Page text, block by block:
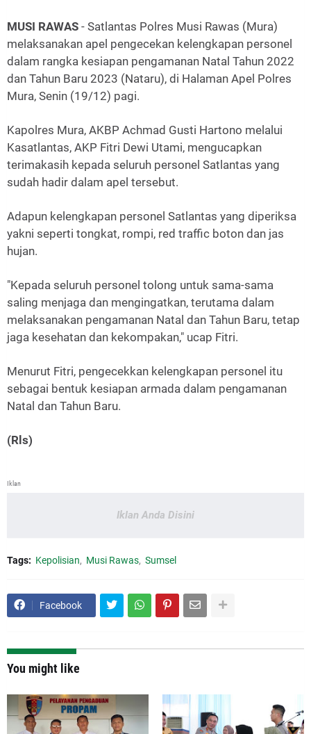
MUSI RAWAS - Satlantas Polres Musi Rawas (Mura)
melaksanakan apel pengecekan kelengkapan personel
dalam rangka kesiapan pengamanan Natal Tahun 2022
dan Tahun Baru 2023 (Nataru), di Halaman Apel Polres
Mura, Senin (19/12) pagi.
Kapolres Mura, AKBP Achmad Gusti Hartono melalui
Kasatlantas, AKP Fitri Dewi Utami, mengucapkan
terimakasih kepada seluruh personel Satlantas yang
sudah hadir dalam apel tersebut.
Adapun kelengkapan personel Satlantas yang diperiksa
yakni seperti tongkat, rompi, red traffic boton dan jas
hujan.
"Kepada seluruh personel tolong untuk sama-sama
saling menjaga dan mengingatkan, terutama dalam
melaksanakan pengamanan Natal dan Tahun Baru, tetap
jaga kesehatan dan kekompakan," ucap Fitri.
Menurut Fitri, pengecekkan kelengkapan personel itu
sebagai bentuk kesiapan armada dalam pengamanan
Natal dan Tahun Baru.
(Rls)
Iklan
Iklan Anda Disini
Tags: Kepolisian Musi Rawas Sumsel
Facebook
You might like